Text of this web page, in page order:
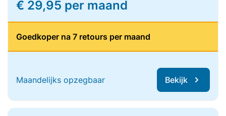
€ 29,95 per maand
Goedkoper na 7 retours per maand
Maandelijks opzegbaar Bekijk